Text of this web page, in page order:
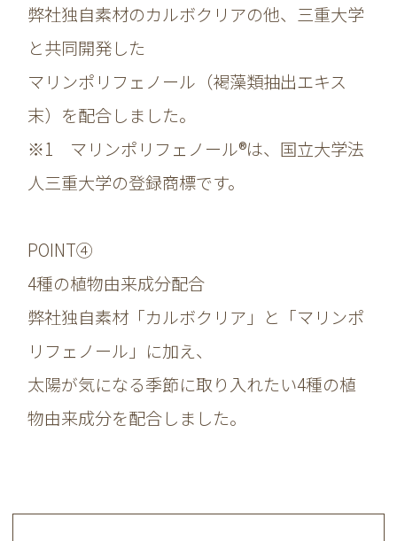
弊社独自素材のカルボクリアの他、三重大学
と共同開発した
マリンポリフェノール（褐藻類抽出エキス
末）を配合しました。
※1 マリンポリフェノール®は、国立大学法
人三重大学の登録商標です。
POINT④
4種の植物由来成分配合
弊社独自素材「カルボクリア」と「マリンポ
リフェノール」に加え、
太陽が気になる季節に取り入れたい4種の植
物由来成分を配合しました。